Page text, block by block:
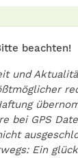
beachten!
und
bei GPS
Ein